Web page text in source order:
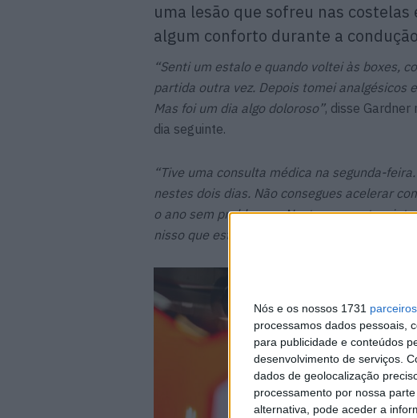
Nós e os nossos 1731 parceiros
processamos dados pessoais,
para publicidade e conteúdos
desenvolvimento de serviços.
dados de geolocalização
processamento por nossa
alternativa, pode aceder a
uma lesão que sofreu nas
algum conforto durante a
“Senti um estalo e quando voltei às boxes,
partida outra vez. Depois tomei analgésicos
Mas foi um dia algo doloroso”, disse
dia seguinte.
“Tive uma consulta médica na segunda-
nestes dois dias. Não consegues acelerar
o ano sem problemas. Neste momento,
nisso que estivemos a trabalhar nestes dias”